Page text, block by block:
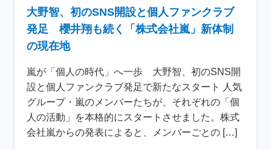
大野智、初のSNS開設と個人ファンクラブ
発足 櫻井翔も続く「株式会社嵐」新体制
の現在地
嵐が「個人の時代」へ一歩 大野智、初のSNS開
設と個人ファンクラブ発足で新たなスタート 人気
グループ・嵐のメンバーたちが、それぞれの「個
人の活動」を本格的にスタートさせました。株式
会社嵐からの発表によると、メンバーごとの […]